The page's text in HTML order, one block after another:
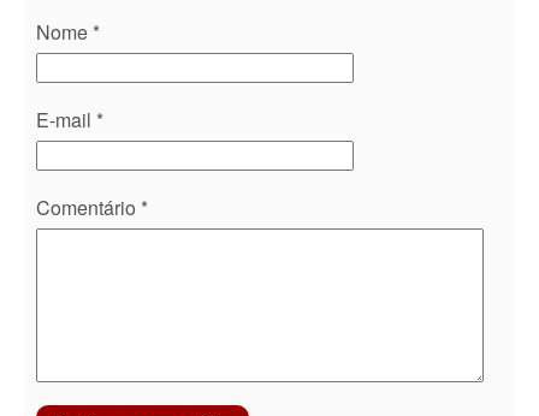
Nome *
E-mail *
Comentário *